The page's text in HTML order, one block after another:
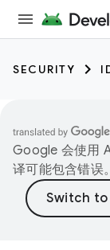
SECURITY
Google 会使用
译可能包含错误。